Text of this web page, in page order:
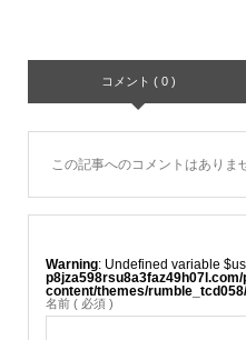
コメント ( 0 )
この記事へのコメントはありま
Warning : Undefined variable
content/themes/
名前 ( 必須 )